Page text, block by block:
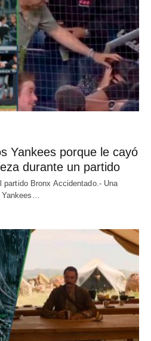
Yankees porque le cayó
durante un partido
Bronx Accidentado.- Una